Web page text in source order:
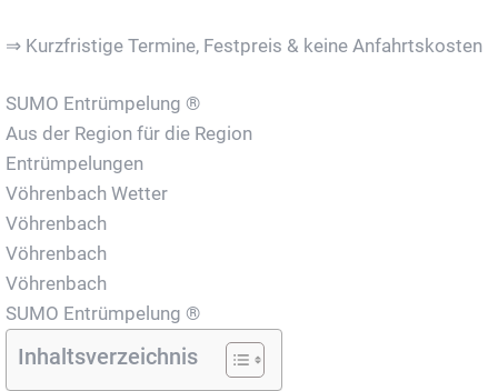
⇒ Kurzfristige Termine, Festpreis & keine Anfahrtskosten
SUMO Entrümpelung ®
Aus der Region für die Region
Entrümpelungen
Vöhrenbach Wetter
Vöhrenbach
Vöhrenbach
Vöhrenbach
SUMO Entrümpelung ®
Inhaltsverzeichnis